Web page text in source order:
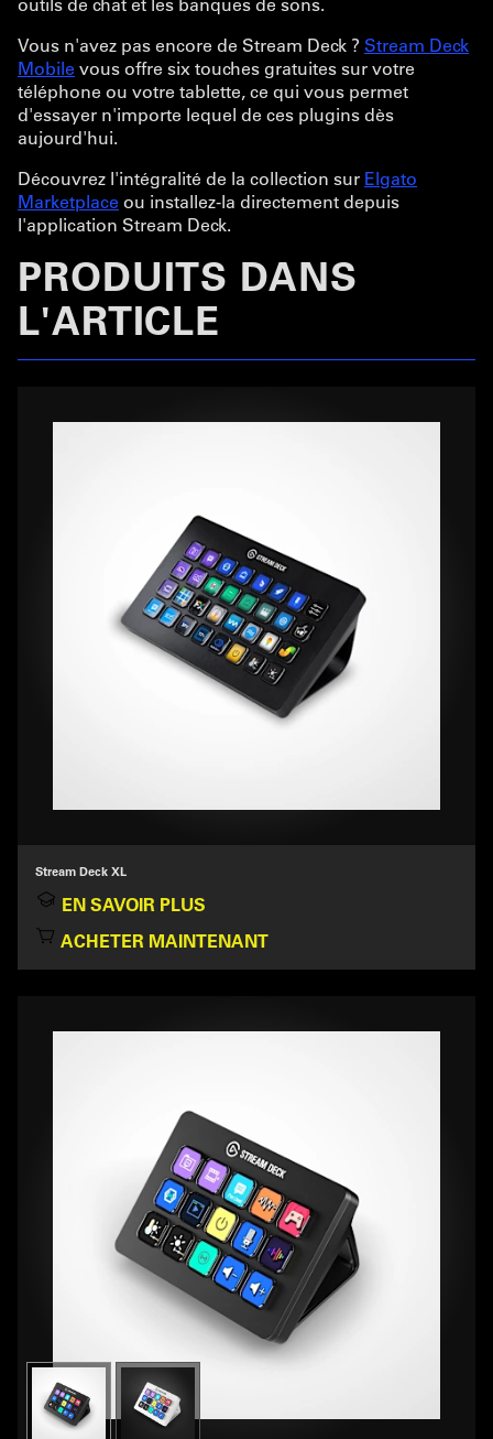
Vous n'avez pas encore de Stream Deck ? Stream Deck
Mobile vous offre six touches gratuites sur votre
téléphone ou votre tablette, ce qui vous permet
d'essayer n'importe lequel de ces plugins dès
aujourd'hui.
Découvrez l'intégralité de la collection sur Elgato
Marketplace ou installez-la directement depuis
l'application Stream Deck.
PRODUITS DANS
L'ARTICLE
Stream Deck XL
EN SAVOIR PLUS
ACHETER MAINTENANT